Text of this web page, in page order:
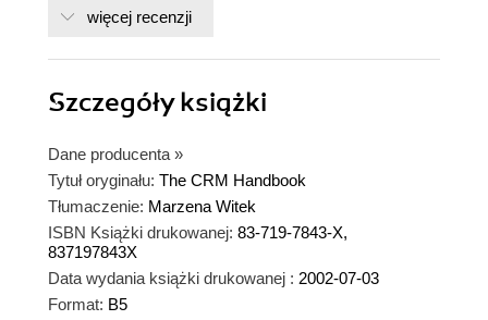
więcej recenzji
Szczegółyksiążki
Dane producenta »
Tytuł oryginału: The CRM Handbook
Tłumaczenie: Marzena Witek
ISBN Książki drukowanej: 83-719-7843-X,
837197843X
Data wydania książki drukowanej : 2002-07-03
Format: B5